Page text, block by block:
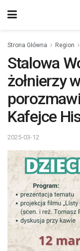
Strona Główna Region
Stalowa
żołnierzy
Kafejce
2025-03-12